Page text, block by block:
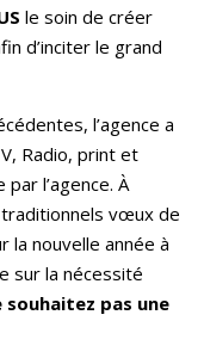
le soin de créer
d’inciter le grand
l’agence a
Radio, print et
l’agence. À
vœux de
nouvelle année à
sur la nécessité
souhaitez pas une